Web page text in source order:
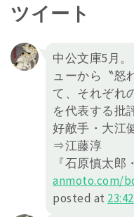
ツイート
中公文庫5月
ューから〝怒
て、それぞ
を代表する批
好敵手・大江
⇒江藤淳
『石原慎太郎
anmoto.com/
posted at